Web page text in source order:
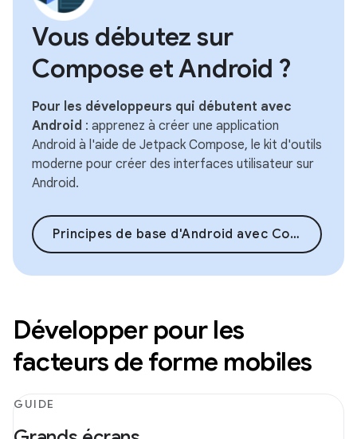
Vous débutez sur
Compose et Android ?
Pour les développeurs qui débutent avec
Android : apprenez à créer une application
Android à l'aide de Jetpack Compose, le kit d'outils
moderne pour créer des interfaces utilisateur sur
Android.
Principes de base d'Android avec Compose
Développer pour les
facteurs de forme mobiles
GUIDE